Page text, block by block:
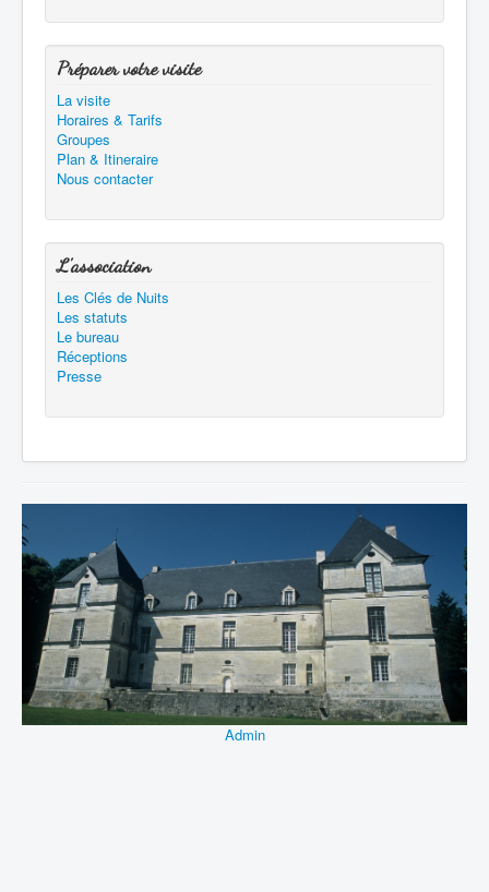
Préparer votre visite
La visite
Horaires & Tarifs
Groupes
Plan & Itineraire
Nous contacter
L'association
Les Clés de Nuits
Les statuts
Le bureau
Réceptions
Presse
Admin